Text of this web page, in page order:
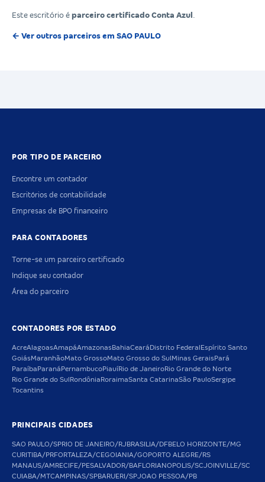
Este escritório é parceiro certificado Conta Azul
← Ver outros parceiros em SAO PAULO
POR TIPO DE PARCEIRO
Encontre um contador
Escritórios de contabilidade
Empresas de BPO financeiro
PARA CONTADORES
Torne-se um parceiro certificado
Indique seu contador
Área do parceiro
CONTADORES POR ESTADO
AcreAlagoasAmapáAmazonas BahiaCeará Distrito Federal Espírito Santo
GoiásMaranhãoMato GrossoMato Grosso do Sul Minas Gerais Pará
Paraíba Paraná PernambucoPiauíRio de JaneiroRio Grande do Norte
Rio Grande do Sul Rondônia RoraimaSanta CatarinaSão PauloSergipe
Tocantins
PRINCIPAIS CIDADES
SAO PAULO/SPRIO DE JANEIRO/RJBRASILIA/DFBELO HORIZONTE/MG
CURITIBA/PRFORTALEZA/CEGOIANIA/GOPORTO ALEGRE/RS
MANAUS/AMRECIFE/PESALVADOR/BAFLORIANOPOLIS/SCJOINVILLE/SC
CUIABA/MTCAMPINAS/SPBARUERI/SPJOAO PESSOA/PB